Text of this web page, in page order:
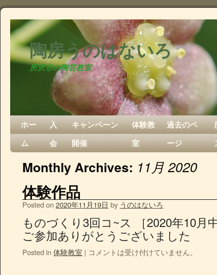
陶房うのはないろ
所沢市の陶芸教室
ホー
ム
入
会
キャンペーン
開催
体験教
室
過去のペ
ージ
Monthly Archives: 11月 2020
体験作品
Posted on 2020年11月19日 by うのはないろ
ものづくり3回コ~ス ［2020年10
ご参加ありがとうございました
Posted in 体験教室 | コメントは受け付けていません。